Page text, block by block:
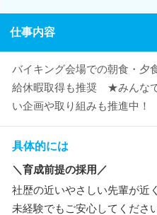
仕事内容
バイキング会場での朝食・
給休暇取得も推奨 ★みんな
い企画や取り組みも推進中！
具体的には
＼育成前提の採用／
社歴の近いやさしい先輩が近
未経験でもご安心してください